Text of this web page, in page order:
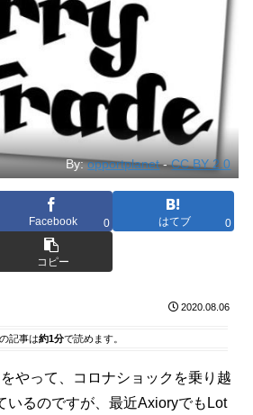
By:opportplanet-CC BY 2.0
Facebook 0 はてブ 0
コピー
2020.08.06
記事は約1分で読めます。
やって、コロナショックを乗り越
いるのですが、最近AxioryでもLot